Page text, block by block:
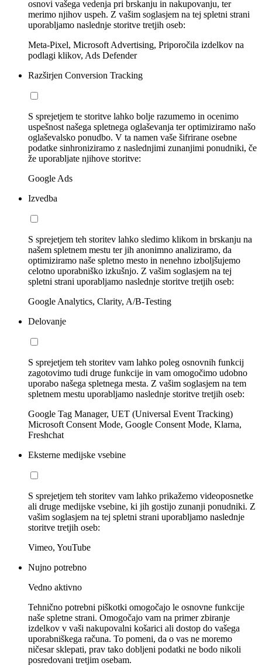
osnovi vašega vedenja pri brskanju in nakupovanju, ter
merimo njihov uspeh. Z vašim soglasjem na tej spletni strani
uporabljamo naslednje storitve tretjih oseb:
Meta-Pixel, Microsoft Advertising, Priporočila izdelkov na
podlagi klikov, Ads Defender
Razširjen Conversion Tracking
S sprejetjem te storitve lahko bolje razumemo in ocenimo
uspešnost našega spletnega oglaševanja ter optimiziramo našo
oglaševalsko ponudbo. V ta namen vaše šifrirane osebne
podatke sinhroniziramo z naslednjimi zunanjimi ponudniki, če
že uporabljate njihove storitve:
Google Ads
Izvedba
S sprejetjem teh storitev lahko sledimo klikom in brskanju na
našem spletnem mestu ter jih anonimno analiziramo, da
optimiziramo naše spletno mesto in nenehno izboljšujemo
celotno uporabniško izkušnjo. Z vašim soglasjem na tej
spletni strani uporabljamo naslednje storitve tretjih oseb:
Google Analytics, Clarity, A/B-Testing
Delovanje
S sprejetjem teh storitev vam lahko poleg osnovnih funkcij
zagotovimo tudi druge funkcije in vam omogočimo udobno
uporabo našega spletnega mesta. Z vašim soglasjem na tem
spletnem mestu uporabljamo naslednje storitve tretjih oseb:
Google Tag Manager, UET (Universal Event Tracking)
Microsoft Consent Mode, Google Consent Mode, Klarna,
Freshchat
Eksterne medijske vsebine
S sprejetjem teh storitev vam lahko prikažemo videoposnetke
ali druge medijske vsebine, ki jih gostijo zunanji ponudniki. Z
vašim soglasjem na tej spletni strani uporabljamo naslednje
storitve tretjih oseb:
Vimeo, YouTube
Nujno potrebno
Vedno aktivno
Tehnično potrebni piškotki omogočajo le osnovne funkcije
naše spletne strani. Omogočajo vam na primer zbiranje
izdelkov v vaši nakupovalni košarici ali dostop do vašega
uporabniškega računa. To pomeni, da o vas ne moremo
ničesar sklepati, prav tako dobljeni podatki ne bodo nikoli
posredovani tretjim osebam.